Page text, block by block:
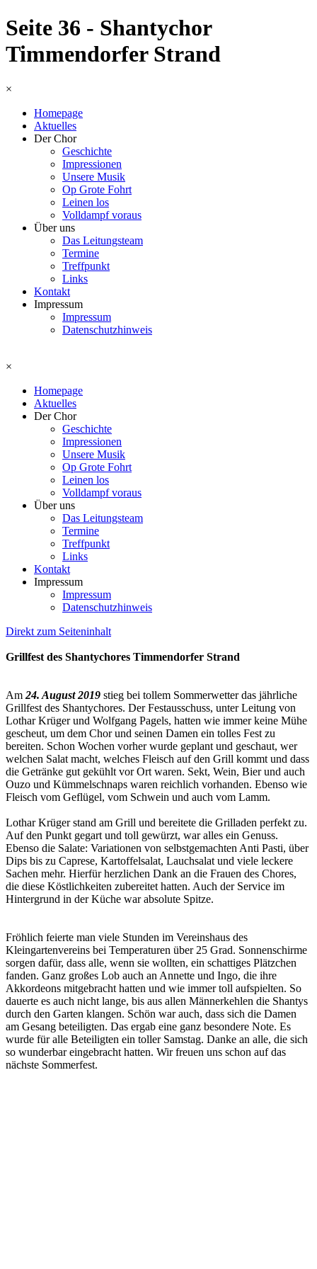
Seite 36 - Shantychor
Timmendorfer Strand
×
Homepage
Aktuelles
Der Chor
Geschichte
Impressionen
Unsere Musik
Op Grote Fohrt
Leinen los
Volldampf voraus
Über uns
Das Leitungsteam
Termine
Treffpunkt
Links
Kontakt
Impressum
Impressum
Datenschutzhinweis
×
Homepage
Aktuelles
Der Chor
Geschichte
Impressionen
Unsere Musik
Op Grote Fohrt
Leinen los
Volldampf voraus
Über uns
Das Leitungsteam
Termine
Treffpunkt
Links
Kontakt
Impressum
Impressum
Datenschutzhinweis
Direkt zum Seiteninhalt
Grillfest des Shantychores Timmendorfer Strand
Am 24. August 2019 stieg bei tollem Sommerwetter das jährliche
Grillfest des Shantychores. Der Festausschuss, unter Leitung von
Lothar Krüger und Wolfgang Pagels, hatten wie immer keine Mühe
gescheut, um dem Chor und seinen Damen ein tolles Fest zu
bereiten. Schon Wochen vorher wurde geplant und geschaut, wer
welchen Salat macht, welches Fleisch auf den Grill kommt und dass
die Getränke gut gekühlt vor Ort waren. Sekt, Wein, Bier und auch
Ouzo und Kümmelschnaps waren reichlich vorhanden. Ebenso wie
Fleisch vom Geflügel, vom Schwein und auch vom Lamm.
Lothar Krüger stand am Grill und bereitete die Grilladen perfekt zu.
Auf den Punkt gegart und toll gewürzt, war alles ein Genuss.
Ebenso die Salate: Variationen von selbstgemachten Anti Pasti, über
Dips bis zu Caprese, Kartoffelsalat, Lauchsalat und viele leckere
Sachen mehr. Hierfür herzlichen Dank an die Frauen des Chores,
die diese Köstlichkeiten zubereitet hatten. Auch der Service im
Hintergrund in der Küche war absolute Spitze.
Fröhlich feierte man viele Stunden im Vereinshaus des
Kleingartenvereins bei Temperaturen über 25 Grad. Sonnenschirme
sorgen dafür, dass alle, wenn sie wollten, ein schattiges Plätzchen
fanden. Ganz großes Lob auch an Annette und Ingo, die ihre
Akkordeons mitgebracht hatten und wie immer toll aufspielten. So
dauerte es auch nicht lange, bis aus allen Männerkehlen die Shantys
durch den Garten klangen. Schön war auch, dass sich die Damen
am Gesang beteiligten. Das ergab eine ganz besondere Note. Es
wurde für alle Beteiligten ein toller Samstag. Danke an alle, die sich
so wunderbar eingebracht hatten. Wir freuen uns schon auf das
nächste Sommerfest.